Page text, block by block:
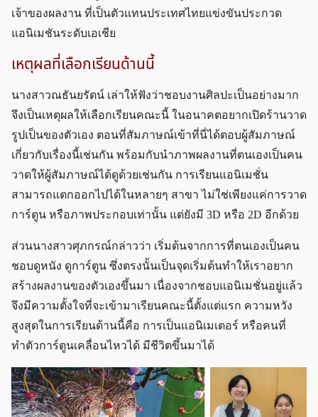
เจ้าของผลงาน ที่เป็นตัวแทนประเทศไทยแข่งขันประกวด
แอนิเมชันระดับเอเชีย
เหตุผลที่เลือกเรียนด้านนี้
นางสาวณธันยรัตน์ เล่าให้ฟังว่าชอบงานศิลปะเป็นอย่างมาก
จึงเป็นเหตุผลให้เลือกเรียนคณะนี้ ในอนาคตอยากเปิดร้านวาด
รูปเป็นของตัวเอง ตอนที่สัมภาษณ์เข้าที่นี่ได้ตอบผู้สัมภาษณ์
เกี่ยวกับเรื่องนี้เช่นกัน พร้อมกับนำภาพผลงานที่ตนเองเป็นคน
วาดให้ผู้สัมภาษณ์ได้ดูด้วยเช่นกัน การเรียนแอนิเมชั่น
สามารถแตกออกไปได้ในหลายๆ สาขา ไม่ใช่เพียงแค่การวาด
การ์ตูน หรือภาพประกอบเท่านั้น แต่ยังมี 3D หรือ 2D อีกด้วย
ส่วนนางสาวศุภกรณ์กล่าวว่า เริ่มต้นจากการที่ตนเองเป็นคน
ชอบดูหนัง ดูการ์ตูน ซึ่งตรงนั้นเป็นจุดเริ่มต้นทำให้เราอยาก
สร้างผลงานของตัวเองขึ้นมา เนื่องจากชอบแอนิเมชั่นอยู่แล้ว
จึงมีความตั้งใจที่จะเข้ามาเรียนคณะนี้ตั้งแต่แรก ความหวัง
สูงสุดในการเรียนด้านนี้คือ การเป็นแอนิเมเตอร์ หรือคนที่
ทำตัวการ์ตูนเคลื่อนไหวได้ มีชีวิตขึ้นมาได้